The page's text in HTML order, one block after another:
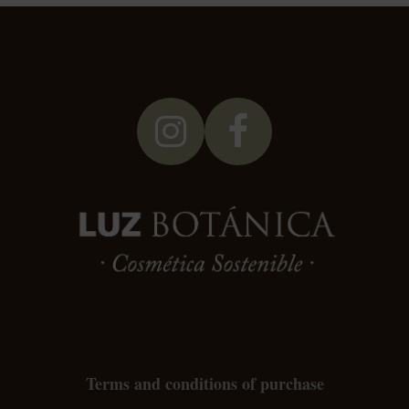
InstagramFacebook
Terms and conditions of purchase